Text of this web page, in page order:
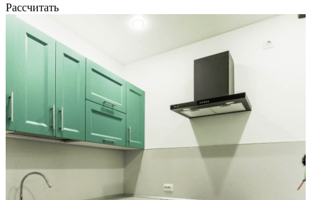
Рассчитать